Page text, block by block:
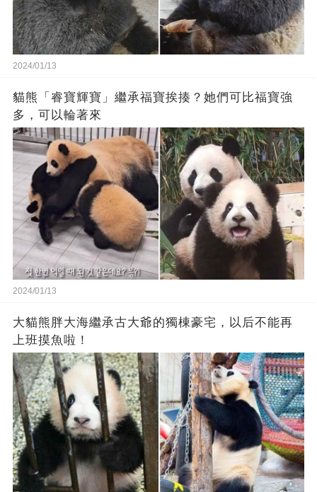
2024/01/13
貓熊「睿寶輝寶」繼承福寶挨揍？她們可比福寶強
多，可以輪著來
2024/01/13
大貓熊胖大海繼承古大爺的獨棟豪宅，以后不能再
上班摸魚啦！